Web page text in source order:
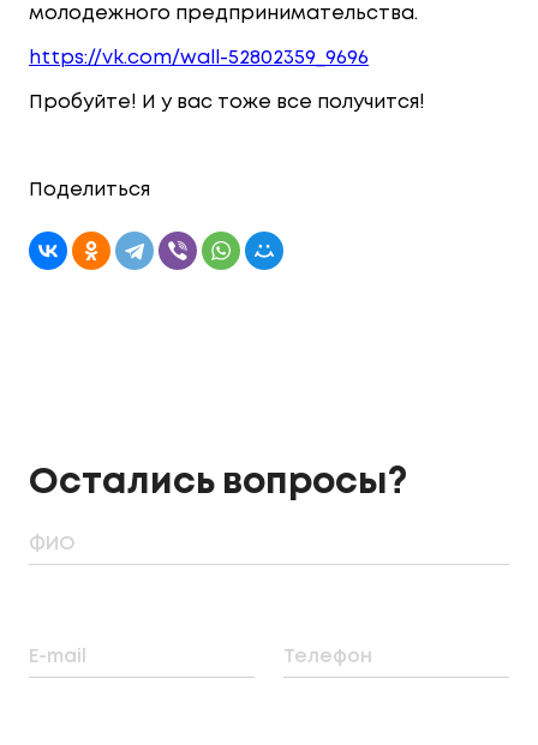
молодежного предпринимательства.
https://vk.com/wall-52802359_9696
Пробуйте! И у вас тоже все получится!
Поделиться
Остались вопросы?
ФИО
E-mail Телефон